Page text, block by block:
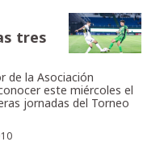
tres
de la Asociación
este miércoles el
jornadas del Torneo